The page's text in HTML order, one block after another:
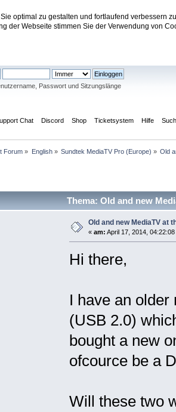
optimal zu gestalten und fortlaufend verbessern
der Webseite stimmen Sie der Verwendung von
Support Forum
Passwort und Sitzungslänge
Chat Discord Shop Ticketsystem Hilfe
Forum » English» Sundtek MediaTV Pro (Europe) » Old
Thema: Old and new
Old and new MediaTV at
« am: April 17, 2014,
Hi there,
I have an
(USB 2.0)
bought a new
ofcource be a
Will these two